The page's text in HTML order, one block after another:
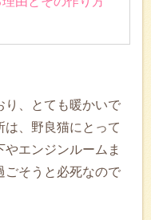
り、とても暖かいで
、野良猫にとって
エンジンルームま
ごそうと必死なので